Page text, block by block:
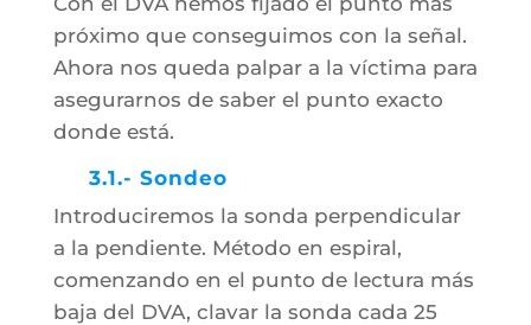
próximo que conseguimos con la señal.
Ahora nos queda palpar a la víctima para
asegurarnos de saber el punto exacto
donde está.
3.1.- Sondeo
Introduciremos la sonda perpendicular
a la pendiente. Método en espiral,
comenzando en el punto de lectura más
baja del DVA, clavar la sonda cada 25